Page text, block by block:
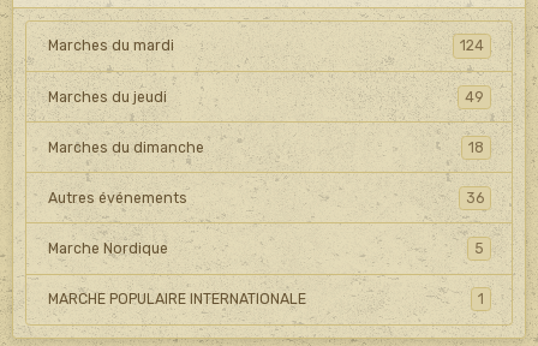
Marches du mardi 124
Marches du jeudi 49
Marches du dimanche 18
Autres événements 36
Marche Nordique 5
MARCHE POPULAIRE INTERNATIONALE 1